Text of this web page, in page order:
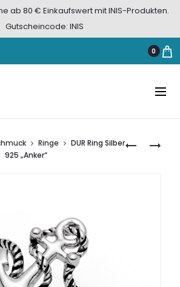
ab 80 € Einkaufswert mit INIS-Produkten.
Gutscheincode: INIS
0
DUR
Ringe
DUR Ring Silber
925 „Anker“